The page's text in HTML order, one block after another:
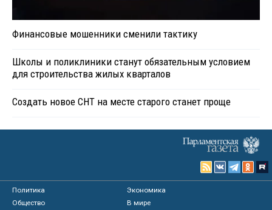
Финансовые мошенники сменили тактику
Школы и поликлиники станут обязательным условием
для строительства жилых кварталов
Создать новое СНТ на месте старого станет проще
Политика
Экономика
Общество
В мире